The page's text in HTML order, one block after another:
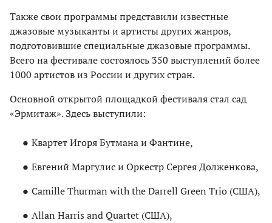
Также свои программы представили известные
джазовые музыканты и артисты других жанров,
подготовившие специальные джазовые программы.
Всего на фестивале состоялось 350 выступлений более
1000 артистов из России и других стран.
Основной открытой площадкой фестиваля стал сад
«Эрмитаж». Здесь выступили:
Квартет Игоря Бутмана и Фантине,
Евгений Маргулис и Оркестр Сергея Долженкова,
Camille Thurman with the Darrell Green Trio (США),
Allan Harris and Quartet (США),